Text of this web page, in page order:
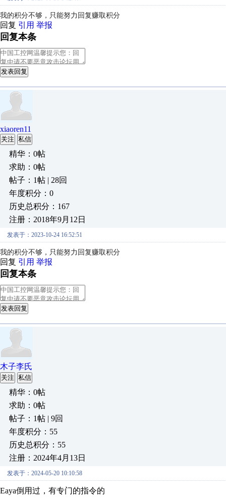
我的积分不够，只能努力回复赚取积分
回复 引用 举报
回复本条
发表回复
xiaoren11
关注 私信
精华：0帖
求助：0帖
帖子：1帖 | 28回
年度积分：0
历史总积分：167
注册：2018年9月12日
发表于：2023-10-24 16:52:51
我的积分不够，只能努力回复赚取积分
回复 引用 举报
回复本条
发表回复
木子李氏
关注 私信
精华：0帖
求助：0帖
帖子：1帖 | 9回
年度积分：55
历史总积分：55
注册：2024年4月13日
发表于：2024-05-20 10:10:58
Eaya倒用过，有专门的指令的